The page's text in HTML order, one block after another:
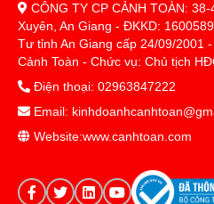
CÔNG TY CP CẢNH TOÀN:
Xuyên, An Giang - ĐKKD:
Tư tỉnh An Giang cấp 24/09/2001
Cảnh Toàn - Chức vụ: Chủ tịch
Điện thoại: 02963847222
Email:
Website:www.canhtoan.com